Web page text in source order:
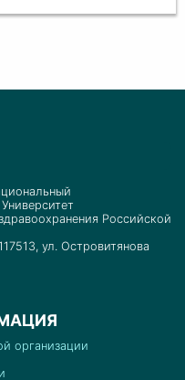
Российской
ул. Островитянова
организации